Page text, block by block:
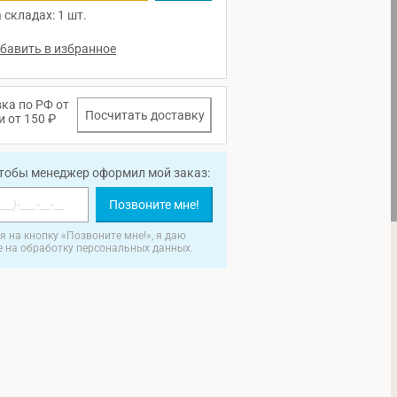
складах: 1 шт.
по РФ от
от 150 ₽
Посчитать доставку
менеджер оформил мой заказ:
Позвоните мне!
на кнопку «Позвоните мне!», я даю
на обработку персональных данных.